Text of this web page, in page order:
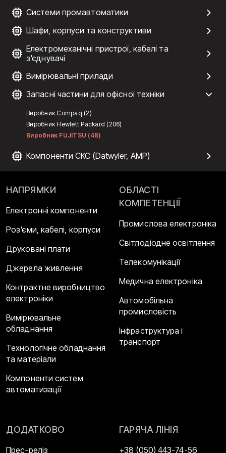
Системи промавтоматики
Шафи, корпуси та конструктиви
Електромеханічні пристрої, кабелі та
з'єднувачі
Вимірювальні прилади
Запасні частини для офісної техніки
Виробник Compaq (2)
Виробник Hewlett Packard (206)
Виробник FUJITSU (48)
Компоненти СКС (Datwyler, AMP)
НАПРЯМКИ
Електронні компоненти
Роз'єми, кабелі, корпуси
Друковані плати
Джерела живлення
Контрактне виробництво
електроніки
Вимірювальне
обладнання
Технологічне обладнання
та матеріали
Компоненти систем
автоматизації
ОБЛАСТІ
КОМПЕТЕНЦІЇ
Промислова електроніка
Світлодіодне освітлення
Телекомунікації
Медична електроніка
Автомобільна
промисловість
Інфраструктура і
транспорт
ДОДАТКОВО
Прес-реліз
ГАРЯЧА ЛІНІЯ
+38 (050) 443-74-56